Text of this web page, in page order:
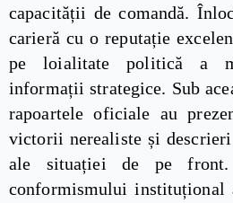
capacității de comandă.
carieră cu o reputație
pe loialitate politică a
informații strategice. Sub
rapoartele oficiale au
victorii nerealiste și
ale situației de pe front.
conformismului instituțional